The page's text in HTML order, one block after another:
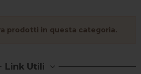
prodotti in questa categoria.
Link Utili